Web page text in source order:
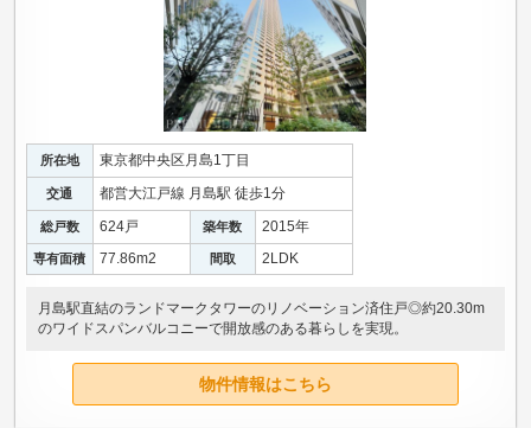
所在地 東京都中央区月島1丁目
交通 都営大江戸線 月島駅 徒歩1分
総戸数 624戸 築年数 2015年
専有面積 77.86m2 間取 2LDK
月島駅直結のランドマークタワーのリノベーション済住戸◎約20.30m
のワイドスパンバルコニーで開放感のある暮らしを実現。
物件情報はこちら